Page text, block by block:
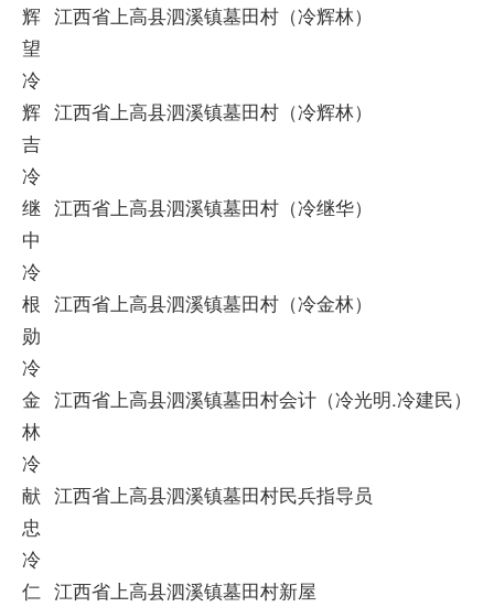
辉
望
江西省上高县泗溪镇墓田村（冷辉林）
冷
辉
吉
江西省上高县泗溪镇墓田村（冷辉林）
冷
继
中
江西省上高县泗溪镇墓田村（冷继华）
冷
根
勋
江西省上高县泗溪镇墓田村（冷金林）
冷
金
林
江西省上高县泗溪镇墓田村会计（冷光明.冷建民）
冷
献
忠
江西省上高县泗溪镇墓田村民兵指导员
冷
仁 江西省上高县泗溪镇墓田村新屋